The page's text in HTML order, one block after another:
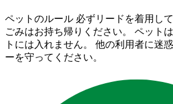
ペットのルール 必ずリードを着用し
ごみはお持ち帰りください。 ペット
トには入れません。 他の利用者に迷
ーを守ってください。